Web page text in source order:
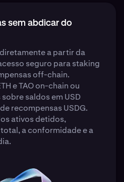
sem abdicar do
a partir da
seguro para staking
off-chain.
e TAO on-chain ou
saldos em USD
recompensas USDG.
ativos detidos,
a conformidade e a